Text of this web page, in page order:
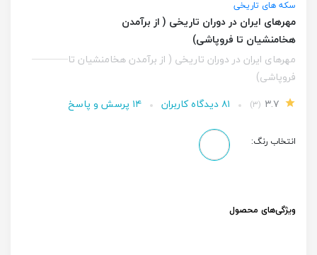
سکه های تاریخی
مهرهای ایران در دوران تاریخی ( از برآمدن
هخامنشیان تا فروپاشی)
مهرهای ایران در دوران تاریخی ( از برآمدن هخامنشیان تا
فروپاشی)
(۳) ۸۱ دیدگاه کاربران ۱۴ پرسش و پاسخ
انتخاب رنگ:
ویژگی‌های محصول